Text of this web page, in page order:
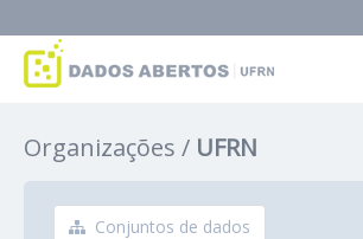
Grupos
Sobre
Organizações UFRN
Conjuntos de dados